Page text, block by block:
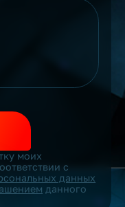
моих
с
данных
данного